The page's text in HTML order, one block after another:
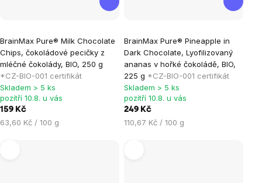
BrainMax Pure® Milk Chocolate
Chips, čokoládové pecičky z
mléčné čokolády, BIO, 250 g
*CZ-BIO-001 certifikát
hodnocení
produktu
je
0,0
z
5
hvězdiček.
Skladem > 5 ks
pozítří 10.8. u vás
159 Kč
Měrná
63,60 Kč / 100 g
BrainMax Pure® Pineapple in
Dark Chocolate, Lyofilizovaný
ananas v hořké čokoládě, BIO,
225 g *CZ-BIO-001 certifikát
hodnocení
produktu
je
5,0
z
hvězdiček.
Skladem > 5 ks
pozítří 10.8. u vás
249 Kč
Měrná
110,67 Kč / 100 g